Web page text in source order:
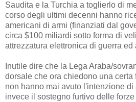
Saudita e la Turchia a toglierlo di
corso degli ultimi decenni hanno
americani di armi (finanziati dal
circa $100 miliardi sotto forma di
attrezzatura elettronica di guerra ed
Inutile dire che la Lega Araba/
dorsale che ora chiedono una certa
non hanno mai avuto l'intenzione
invece il sostegno furtivo delle